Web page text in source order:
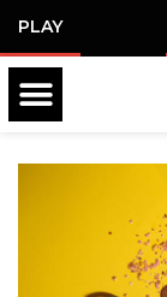
PLAY